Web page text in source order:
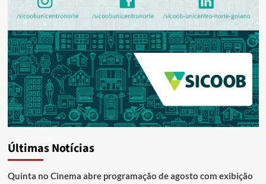
Últimas Notícias
Quinta no Cinema abre programação de agosto com exibição